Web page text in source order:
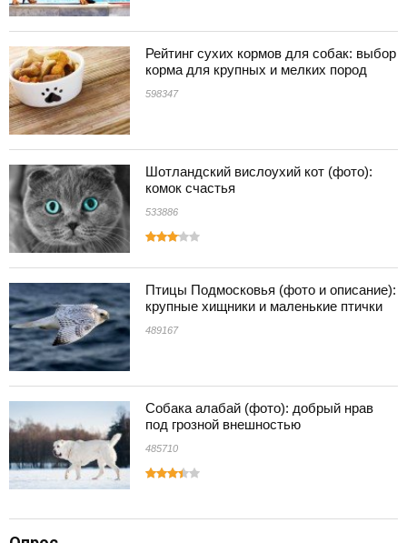
Рейтинг сухих кормов для собак: выбор
корма для крупных и мелких пород
598347
Шотландский вислоухий кот (фото):
комок счастья
533886
Птицы Подмосковья (фото и описание):
крупные хищники и маленькие птички
489167
Собака алабай (фото): добрый нрав
под грозной внешностью
485710